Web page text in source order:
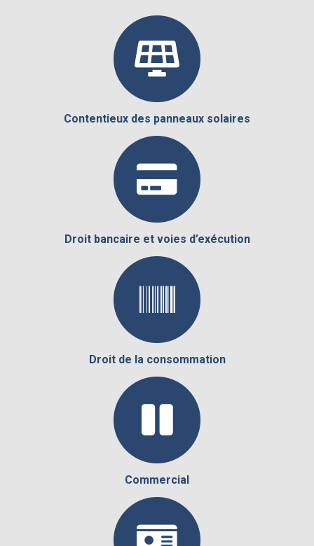
Contentieux des panneaux solaires
Droit bancaire et voies d’exécution
Droit de la consommation
Commercial